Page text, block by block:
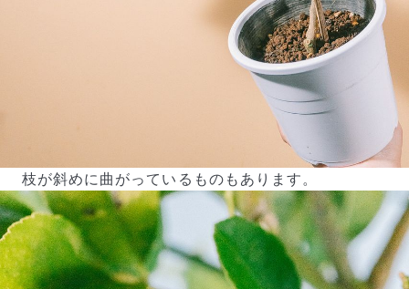
枝が斜めに曲がっているものもあります。